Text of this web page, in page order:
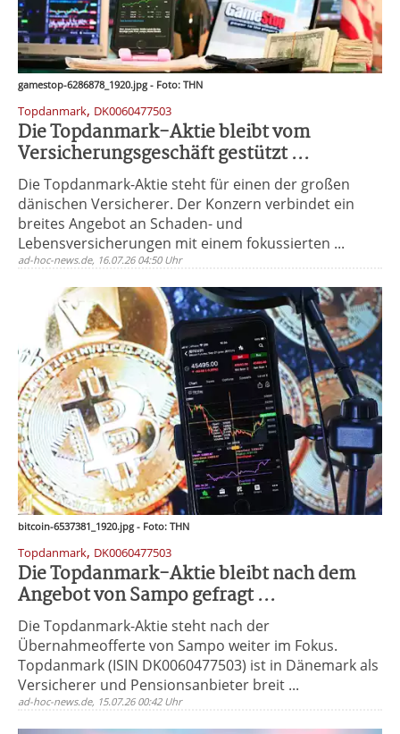
gamestop-6286878_1920.jpg - Foto: THN
Topdanmark, DK0060477503
Die Topdanmark-Aktie bleibt vom
Versicherungsgeschäft gestützt ...
Die Topdanmark-Aktie steht für einen der großen
dänischen Versicherer. Der Konzern verbindet ein
breites Angebot an Schaden- und
Lebensversicherungen mit einem fokussierten ...
ad-hoc-news.de, 16.07.26 04:50 Uhr
bitcoin-6537381_1920.jpg - Foto: THN
Topdanmark, DK0060477503
Die Topdanmark-Aktie bleibt nach dem
Angebot von Sampo gefragt ...
Die Topdanmark-Aktie steht nach der
Übernahmeofferte von Sampo weiter im Fokus.
Topdanmark (ISIN DK0060477503) ist in Dänemark als
Versicherer und Pensionsanbieter breit ...
ad-hoc-news.de, 15.07.26 00:42 Uhr